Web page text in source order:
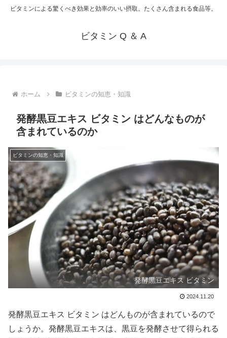
ビタミンによる驚くべき効果と効率のいい摂取。たくさん含まれる食品等。
ビタミン Q ＆ A
ホーム ビタミンの知恵・知識
発酵黒豆エキス ビタミン はどんなものが
含まれているのか
ビタミンの知恵・知識
発酵黒豆エキス ビタミン
2024.11.20
発酵黒豆エキス ビタミン はどんものが含まれているので
しょうか。発酵黒豆エキスは、黒豆を発酵させて得られる